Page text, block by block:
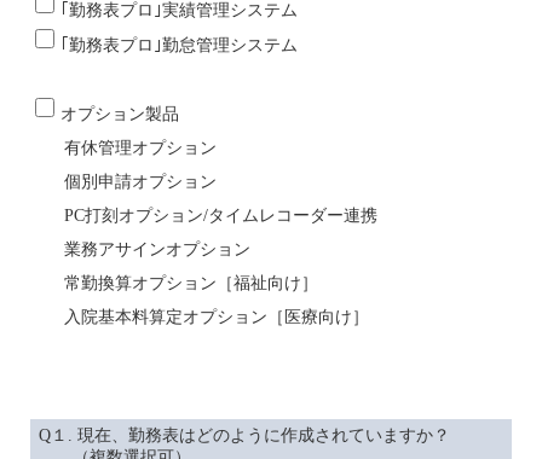
｢勤務表プロ｣実績管理システム
｢勤務表プロ｣勤怠管理システム
オプション製品
有休管理オプション
個別申請オプション
PC打刻オプション/タイムレコーダー連携
業務アサインオプション
常勤換算オプション［福祉向け］
入院基本料算定オプション［医療向け］
Q１. 現在、勤務表はどのように作成されていますか？